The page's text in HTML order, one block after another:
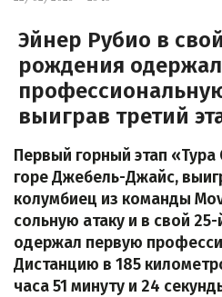
Эйнер Рубио в
рождения
выиграв третий
Первый горный этап
горе Джебель-Джайс,
колумбиец из команды
сольную атаку и в свой
одержал первую
Дистанцию в 185
часа 51 минуту и 24